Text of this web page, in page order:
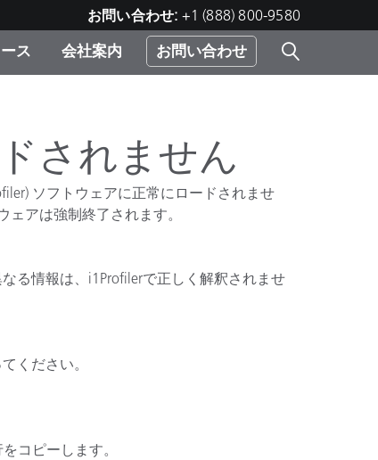
お問い合わせ: +1 (888) 800-9580
ス 会社案内 お問い合わせ
されません
ソフトウェアに正常にロードされませ
アは強制終了されます。
る情報は、i1Profilerで正しく解釈されませ
ください。
をコピーします。